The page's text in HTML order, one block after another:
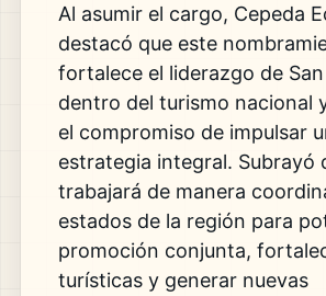
Al asumir el cargo, Cepeda
destacó que este
fortalece el liderazgo de
dentro del turismo nacional
el compromiso de impulsar
estrategia integral. Subrayó
trabajará de manera
estados de la región para
promoción conjunta,
turísticas y generar nuevas